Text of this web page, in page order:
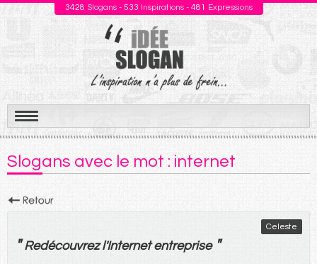
3428 Slogans - 533 Inspirations - 481 Expressions
Aller
au
contenu
Slogans avec le mot : internet
Celeste
" Redécouvrezl'Internet entreprise "